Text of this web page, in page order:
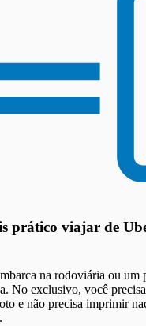
prático viajar de
na rodoviária ou um
No exclusivo, você
e não precisa imprimir
.